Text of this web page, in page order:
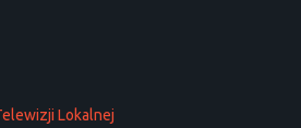
Lokalnej